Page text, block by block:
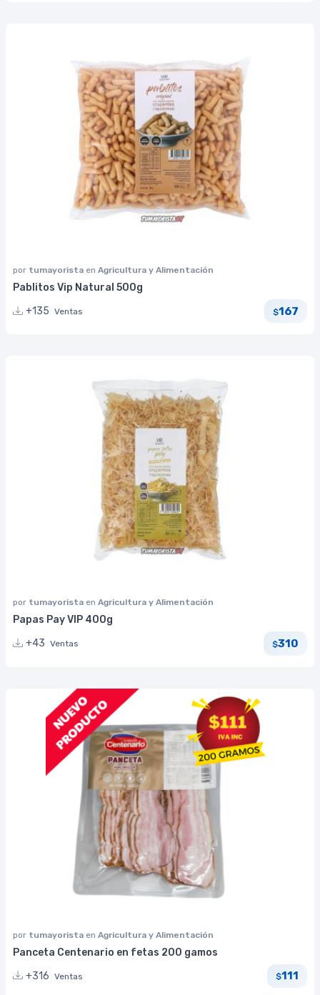
por tumayorista en Agricultura y Alimentación
Pablitos Vip Natural 500g
+135 Ventas $167
por tumayorista en Agricultura y Alimentación
Papas Pay VIP 400g
+43 Ventas $310
por tumayorista en Agricultura y Alimentación
Panceta Centenario en fetas 200 gamos
+316 Ventas $111